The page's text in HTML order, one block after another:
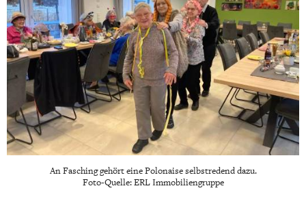
An Fasching gehört eine Polonaise selbstredend dazu.
Foto-Quelle: ERL Immobiliengruppe